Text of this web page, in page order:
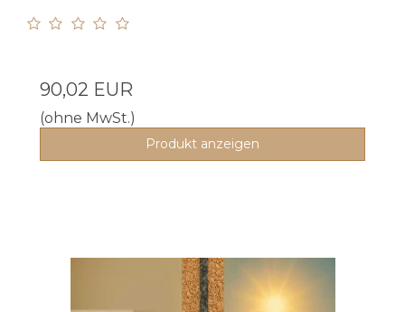
90,02 EUR
(ohne MwSt.)
Produkt anzeigen